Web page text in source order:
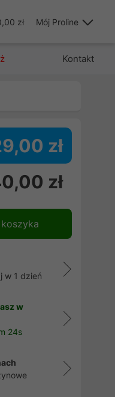
zł Mój Proline
Kontakt
zł
zł
w 1 dzień
w
23s